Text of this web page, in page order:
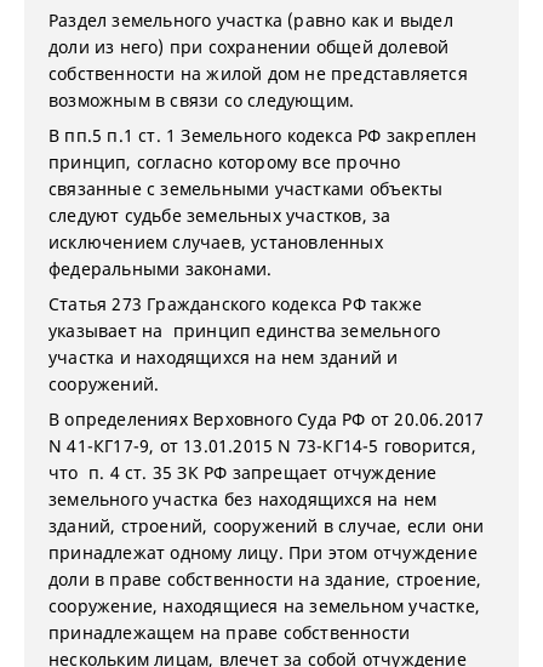
Раздел земельного участка (равно как и выдел
доли из него) при сохранении общей долевой
собственности на жилой дом не представляется
возможным в связи со следующим.
В пп.5 п.1 ст. 1 Земельного кодекса РФ закреплен
принцип, согласно которому все прочно
связанные с земельными участками объекты
следуют судьбе земельных участков, за
исключением случаев, установленных
федеральными законами.
Статья 273 Гражданского кодекса РФ также
указывает на принцип единства земельного
участка и находящихся на нем зданий и
сооружений.
В определениях Верховного Суда РФ от 20.06.2017
N 41-КГ17-9, от 13.01.2015 N 73-КГ14-5 говорится,
что п. 4 ст. 35 ЗК РФ запрещает отчуждение
земельного участка без находящихся на нем
зданий, строений, сооружений в случае, если они
принадлежат одному лицу. При этом отчуждение
доли в праве собственности на здание, строение,
сооружение, находящиеся на земельном участке,
принадлежащем на праве собственности
нескольким лицам, влечет за собой отчуждение